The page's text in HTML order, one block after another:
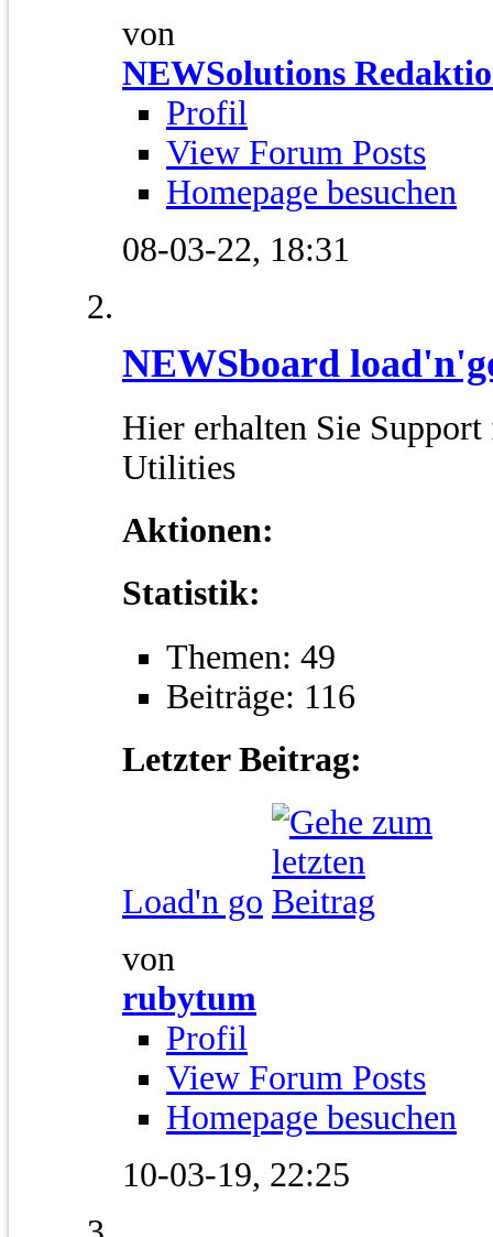
von
NEWSolutions
Profil
View Forum Posts
Homepage besuchen
08-03-22, 18:31
NEWSboard
Hier erhalten Sie
Utilities
Aktionen:
Statistik:
Themen: 49
Beiträge: 116
Letzter Beitrag:
Load'n go
von
rubytum
Profil
View Forum Posts
Homepage besuchen
10-03-19, 22:25